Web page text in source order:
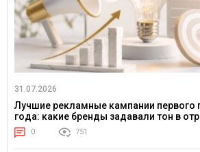
31.07.2026
Лучшие рекламные кампании первого
года: какие бренды задавали тон в
0 751